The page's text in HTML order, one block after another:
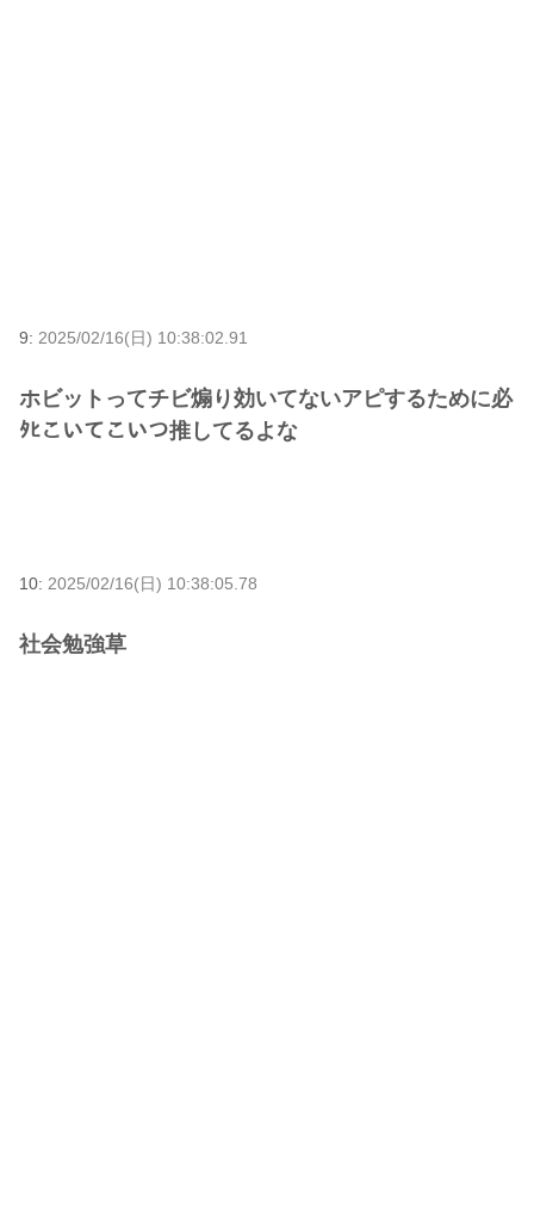
9: 2025/02/16(日) 10:38:02.91
ホビットってチビ煽り効いてないアピするために必
ﾀﾋこいてこいつ推してるよな
10: 2025/02/16(日) 10:38:05.78
社会勉強草